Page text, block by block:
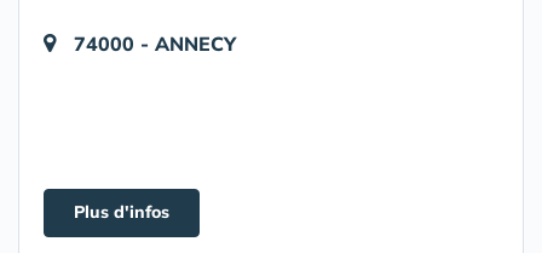
74000 - ANNECY
Plus d'infos